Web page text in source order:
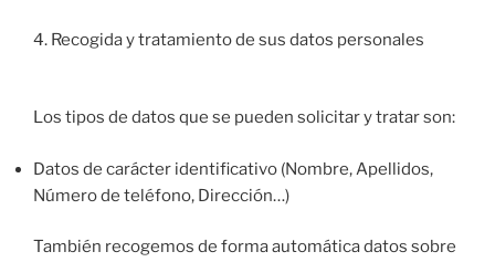
4. Recogida y tratamiento de sus datos personales
Los tipos de datos que se pueden solicitar y tratar son:
Datos de carácter identificativo (Nombre, Apellidos,
Número de teléfono, Dirección…)
También recogemos de forma automática datos sobre